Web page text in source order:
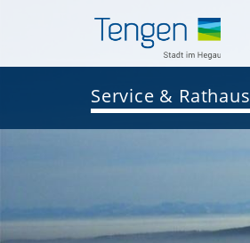
Service & Rathaus